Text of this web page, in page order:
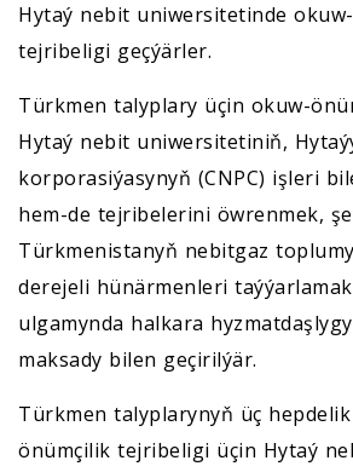
Hytaý nebit uniwersitetinde
tejribeligi geçýärler.
Türkmen talyplary üçin okuw-
Hytaý nebit uniwersitetiniň,
korporasiýasynyň (CNPC) işleri
hem-de tejribelerini öwrenmek,
Türkmenistanyň nebitgaz
derejeli hünärmenleri
ulgamynda halkara
maksady bilen geçirilýär.
Türkmen talyplarynyň üç
önümçilik tejribeligi üçin Hytaý